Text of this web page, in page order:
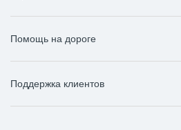
Помощь на дороге
Поддержка клиентов